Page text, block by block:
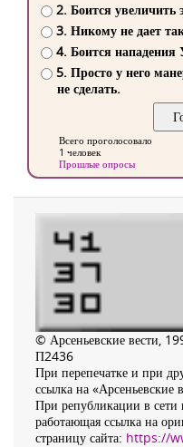
2. Боится
3. Никому не дает
4. Боится
5. Просто у него
не сделать.
Всего проголосовало
1 человек
Прошлые опросы
© Арсеньевские вести,
П2436
При перепечатке и при
ссылка на «Арсеньевские
При републикации в сети
работающая ссылка на
страницу сайта: https://